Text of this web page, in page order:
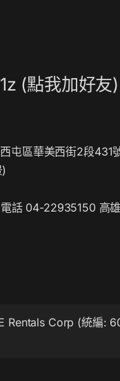
(點我加好友)
屯區華美西街2段431
)
話 04-22935150 高
Rentals Corp (統編: